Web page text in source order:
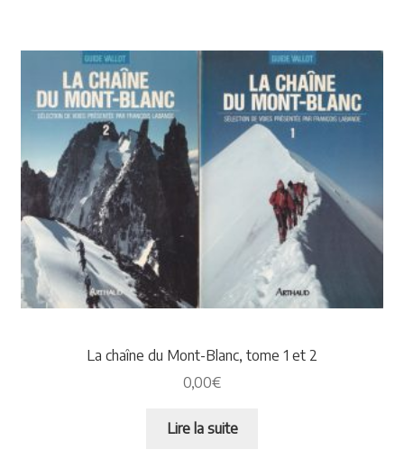
La chaîne du Mont-Blanc, tome 1 et 2
0,00€
Lire la suite